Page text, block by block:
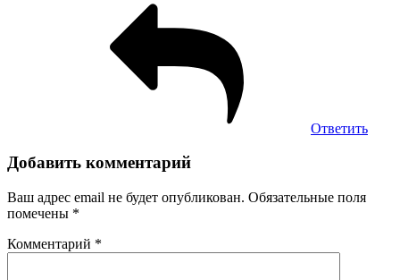
Ответить
Добавить комментарий
Ваш адрес email не будет опубликован. Обязательные поля
помечены *
Комментарий *